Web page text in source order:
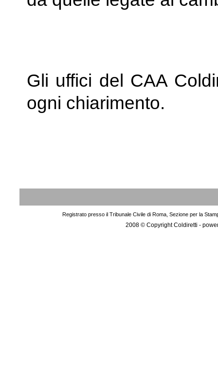
Gli uffici del CAA
ogni chiarimento.
Registrato presso il Tribunale Civile di Roma, Sezione per la
2008 © Copyright Coldiretti -